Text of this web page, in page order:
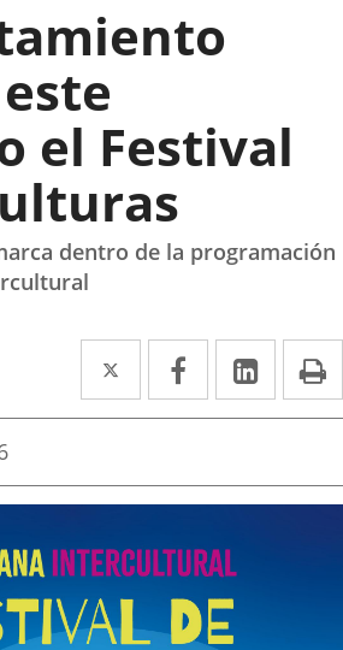
el Festival
dentro de la programación
Twitter
Enlace
a
aplicación
Facebook
Enlace
a
aplicación
Enlace
a